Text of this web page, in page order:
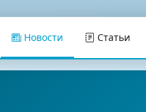
Новости Статьи